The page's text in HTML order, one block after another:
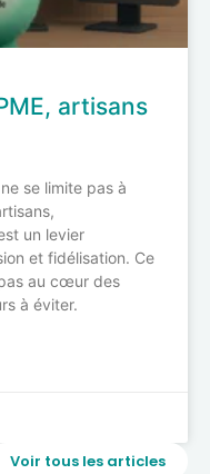
artisans
se limite pas à
un levier
et fidélisation. Ce
au cœur des
à éviter.
Voir tous les articles